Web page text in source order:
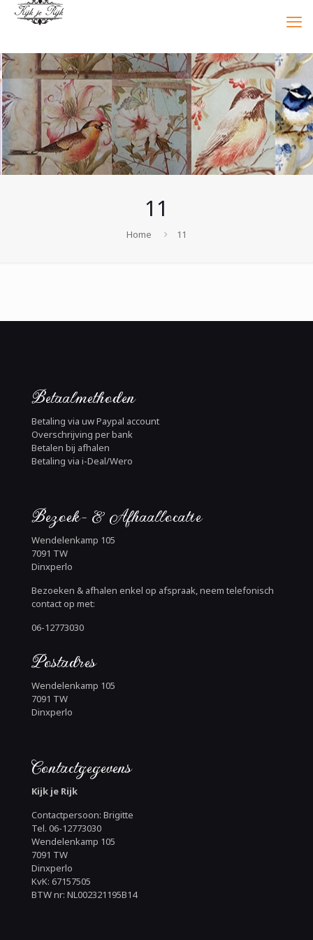
11
Home 11
Betaalmethoden
Betaling via uw Paypal account
Overschrijving per bank
Betalen bij afhalen
Betaling via i-Deal/Wero
Bezoek- & Afhaallocatie
Wendelenkamp 105
7091 TW
Dinxperlo
Bezoeken & afhalen enkel op afspraak, neem telefonisch
contact op met:
06-12773030
Postadres
Wendelenkamp 105
7091 TW
Dinxperlo
Contactgegevens
Kijk je Rijk
Contactpersoon: Brigitte
Tel. 06-12773030
Wendelenkamp 105
7091 TW
Dinxperlo
KvK: 67157505
BTW nr: NL002321195B14